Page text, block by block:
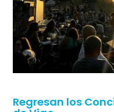
TAMBIÉN PODRÍA